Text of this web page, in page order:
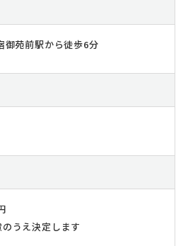
御苑前駅から徒歩6分
うえ決定します